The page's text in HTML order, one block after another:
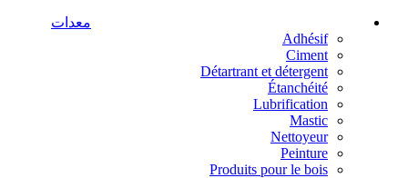
معدات
Adhésif
Ciment
Détartrant et détergent
Étanchéité
Lubrification
Mastic
Nettoyeur
Peinture
Produits pour le bois